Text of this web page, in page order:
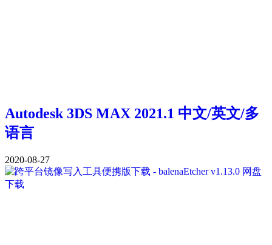
Autodesk 3DS MAX 2021.1 中文/英文/多
语言
2020-08-27